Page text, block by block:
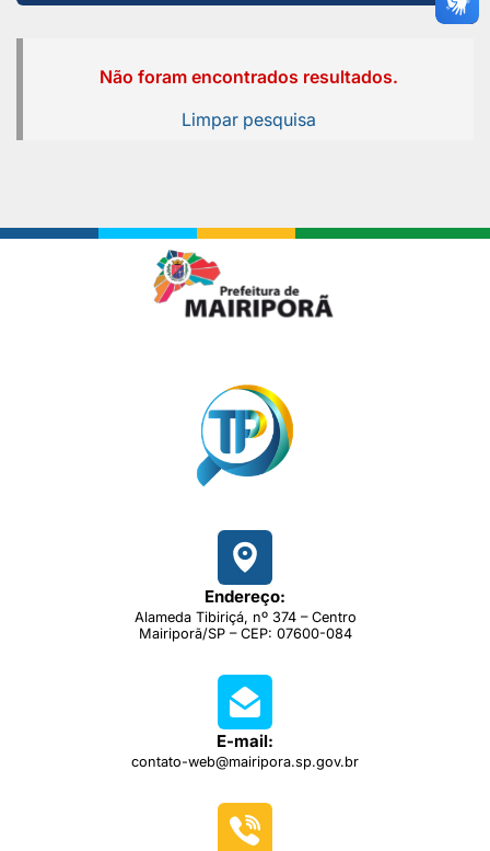
Não foram encontrados resultados.
Limpar pesquisa
Endereço:
Alameda Tibiriçá, nº 374 – Centro
Mairiporã/SP – CEP: 07600-084
E-mail:
contato-web@mairipora.sp.gov.br